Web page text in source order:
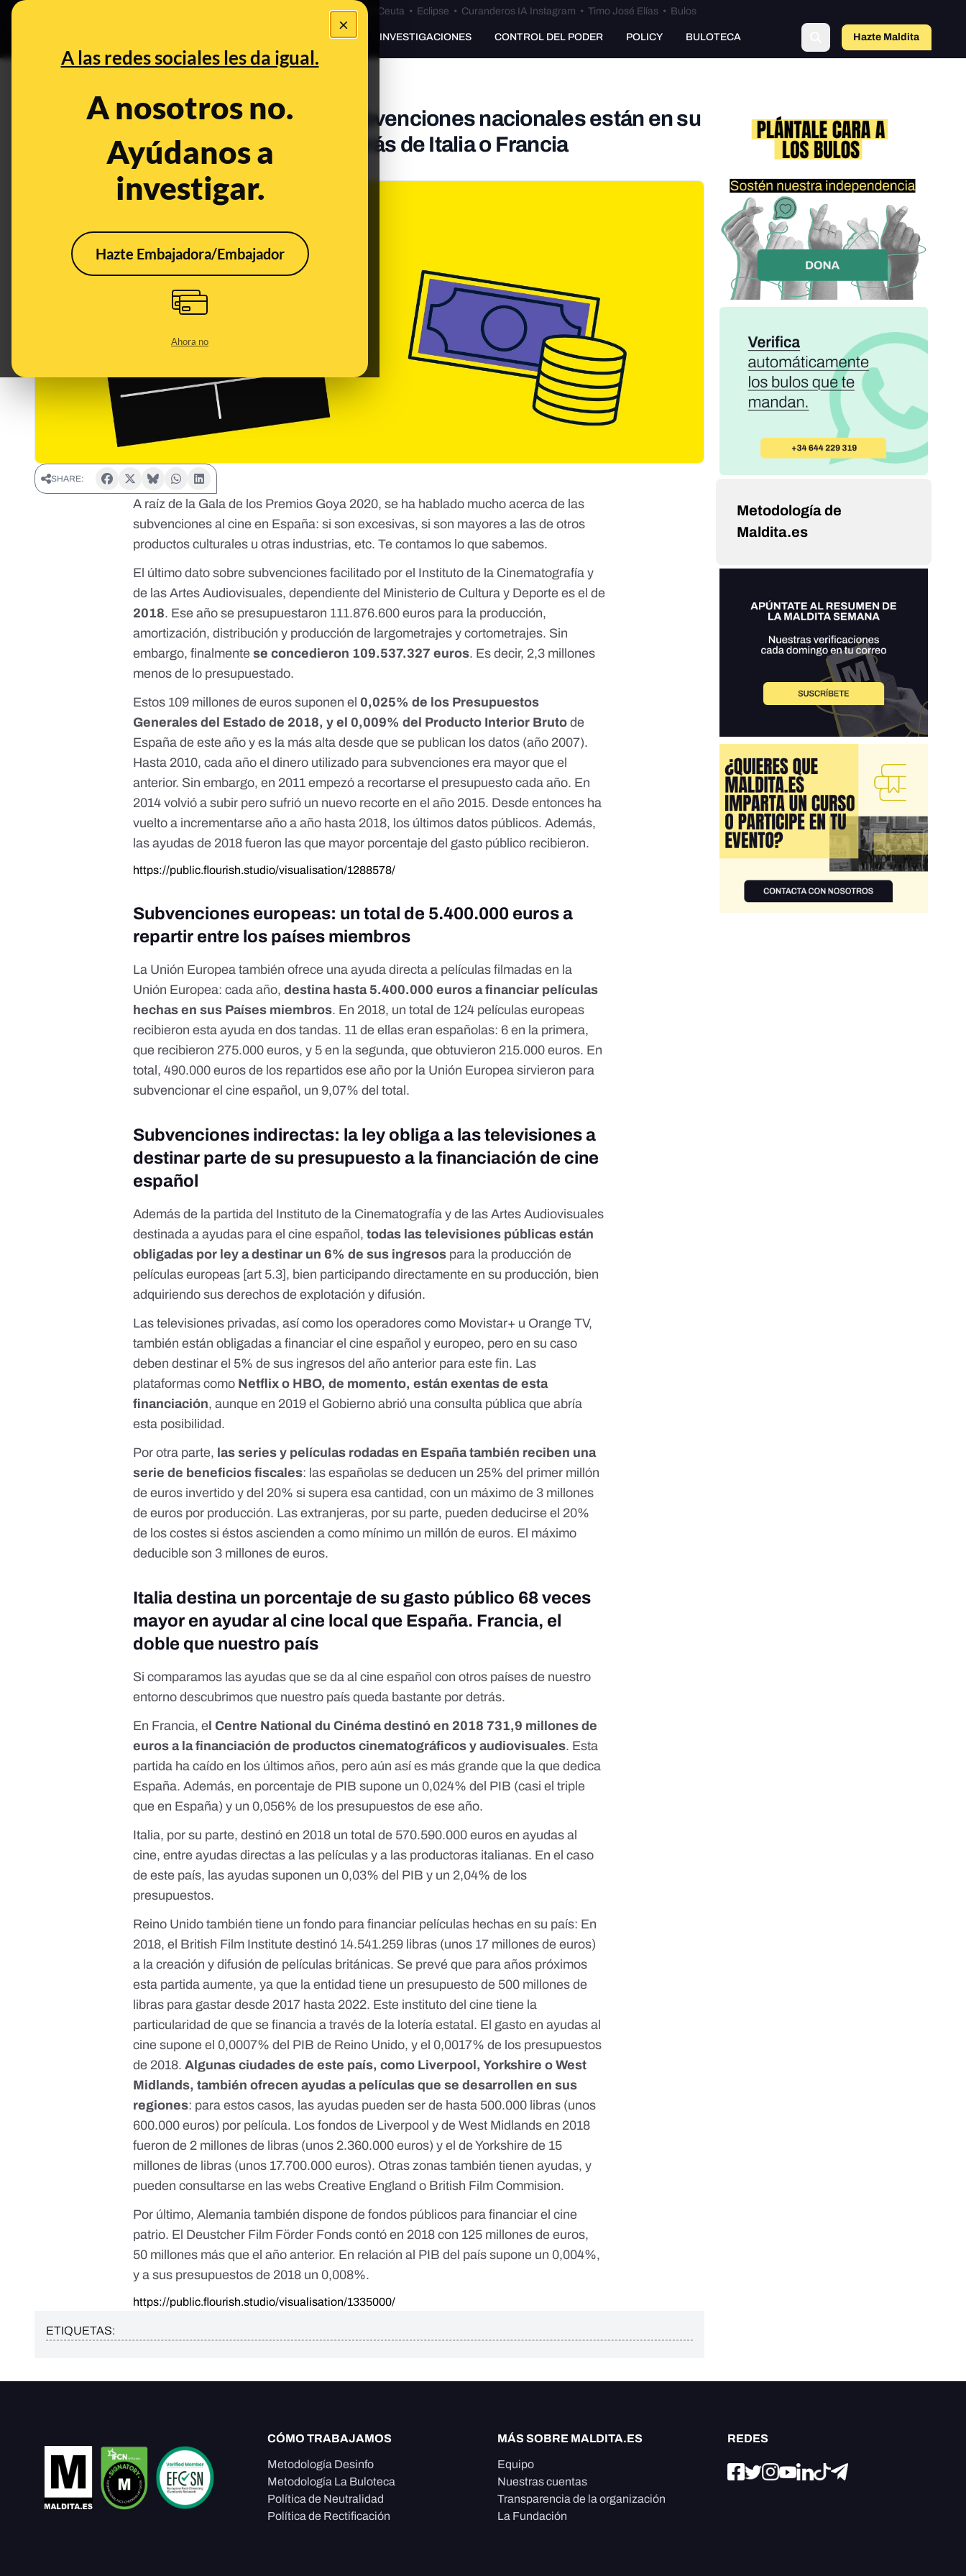
×
A las redes sociales les da igual.
A nosotros no.
Ayúdanos a
investigar.
Hazte Embajadora/Embajador
Ahora no
Especial Ceuta•Bulos Ceuta • Eclipse • Curanderos IA Instagram • Timo José Elías • Bulos
PREBUNKING INVESTIGACIONES CONTROL DEL PODER POLICY BULOTECA Hazte Maldito
a
Quién paga el cine español: las subvenciones nacionales están en su
punto más alto pero siguen por detrás de Italia o Francia
Feb 6, 2020, 6:03:00 PM
SHARE:
A raíz de la Gala de los Premios Goya 2020, se ha hablado mucho acerca de las
subvenciones al cine en España: si son excesivas, si son mayores a las de otros
productos culturales u otras industrias, etc. Te contamos lo que sabemos.
El último dato sobre subvencionesfacilitado por el Instituto de la Cinematografía y
de las Artes Audiovisuales, dependiente del Ministerio de Cultura y Deporte es el de
2018. Ese año se presupuestaron 111.876.600 euros para la producción,
amortización, distribución y producción de largometrajes y cortometrajes. Sin
embargo, finalmentese concedieron 109.537.327 euros. Es decir, 2,3 millones
menos de lo presupuestado.
Estos 109 millones de euros suponen el 0,025% de los Presupuestos
Generales del Estado de 2018, y el 0,009% del Producto Interior Bruto de
España de este año y es la más alta desde que se publican los datos (año 2007).
Hasta 2010, cada año el dinero utilizado para subvenciones era mayor que el
anterior. Sin embargo, en 2011 empezó a recortarse el presupuesto cada año. En
2014 volvió a subir pero sufrió un nuevo recorte en el año 2015. Desde entonces ha
vuelto a incrementarse año a año hasta 2018, los últimos datos públicos. Además,
las ayudas de 2018 fueron las que mayor porcentaje del gasto público recibieron.
https://public.flourish.studio/visualisation/1288578/
Subvenciones europeas: un total de 5.400.000 euros a
repartir entre los países miembros
La Unión Europea también ofrece una ayuda directa a películas filmadas en la
Unión Europea: cada año, destina hasta 5.400.000 euros a financiar películas
hechas en sus Países miembros. En 2018, un total de 124 películas europeas
recibieron esta ayuda en dos tandas. 11 de ellas eran españolas: 6en la primera,
que recibieron 275.000 euros, y 5en la segunda, que obtuvieron 215.000 euros. En
total, 490.000 euros de los repartidos ese año por la Unión Europea sirvieron para
subvencionar el cine español, un 9,07% del total.
Subvenciones indirectas: la ley obliga a las televisiones a
destinar parte de su presupuesto a la financiación de cine
español
Además de la partida del Instituto de la Cinematografía y de las Artes Audiovisuales
destinada a ayudas para el cine español,todas las televisiones públicas están
obligadas por ley a destinar un 6% de sus ingresos para la producción de
películas europeas [art 5.3], bien participando directamente en su producción, bien
adquiriendo sus derechos de explotación y difusión.
Las televisiones privadas, así como los operadores como Movistar+ u Orange TV,
también están obligadas a financiar el cine español y europeo, pero en su caso
deben destinar el 5% de sus ingresos del año anterior para este fin. Las
plataformas como Netflix o HBO, de momento, están exentas de esta
financiación, aunqueen 2019 el Gobierno abrió una consulta pública que abría
esta posibilidad.
Por otra parte, las series y películas rodadas en España también reciben una
serie de beneficios fiscales: las españolas se deducen un 25% del primer millón
de euros invertido y del 20% si supera esa cantidad, con un máximo de 3 millones
de euros por producción. Las extranjeras, por su parte, pueden deducirse el 20%
de los costes si éstos ascienden a como mínimo un millón de euros. El máximo
deducible son 3 millones de euros.
Italia destina un porcentaje de su gasto público 68 veces
mayor en ayudar al cine local que España. Francia, el
doble que nuestro país
Si comparamos las ayudas que se da al cine español con otros países de nuestro
entorno descubrimos que nuestro país queda bastante por detrás.
En Francia, e l Centre National du Cinéma destinó en 2018731,9 millones de
euros a la financiación de productos cinematográficos y audiovisuales. Esta
partida ha caído en los últimos años, pero aún así es más grande que la que dedica
España. Además, en porcentaje de PIB supone un 0,024% del PIB (casi el triple
que en España) y un 0,056% de los presupuestos de ese año.
Italia, por su parte, destinó en 2018 un total de 570.590.000 euros en ayudas al
cine, entre ayudas directas a las películas y a las productoras italianas. En el caso
de este país, las ayudas suponen un 0,03% del PIB y un 2,04% de los
presupuestos.
Reino Unido también tiene un fondo para financiar películas hechas en su país: En
2018, el British Film Institute destinó 14.541.259 libras (unos 17 millones de euros)
a la creación y difusión de películas británicas. Se prevé que para años próximos
esta partida aumente, ya que la entidad tiene un presupuesto de 500 millones de
libras para gastar desde 2017 hasta 2022. Este instituto del cine tiene la
particularidad de que se financia a través de la lotería estatal. El gasto en ayudas al
cine supone el 0,0007% del PIB de Reino Unido, y el 0,0017% de los presupuestos
de 2018.Algunas ciudades de este país, como Liverpool, Yorkshire o West
Midlands, también ofrecen ayudas a películas que se desarrollen en sus
regiones: para estos casos, las ayudas pueden ser de hasta 500.000 libras (unos
600.000 euros) por película. Los fondos de Liverpool y de West Midlands en 2018
fueron de 2 millones de libras (unos 2.360.000 euros) yel de Yorkshire de 15
millones de libras (unos 17.700.000 euros). Otras zonas también tienen ayudas, y
pueden consultarse en las webs Creative England o British Film Commision.
Por último, Alemania también dispone de fondos públicos para financiar el cine
patrio. El Deustcher Film Förder Fonds contó en 2018 con 125 millones de euros,
50 millones más que el año anterior. En relación al PIB del país supone un 0,004%,
y a sus presupuestos de 2018 un 0,008%.
https://public.flourish.studio/visualisation/1335000/
ETIQUETAS:
Metodología de
Maldita.es
CÓMO TRABAJAMOS
Metodología Desinfo
Metodología La Buloteca
Política de Neutralidad
Política de Rectificación
MÁS SOBRE MALDITA.ES
Equipo
Nuestras cuentas
Transparencia de la organización
La Fundación
REDES